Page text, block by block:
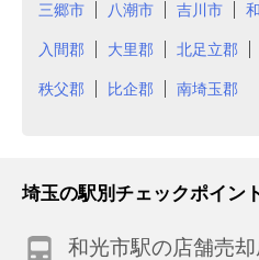
三郷市 八潮市 吉川市
入間郡 大里郡 北足立郡
秩父郡 比企郡 南埼玉郡
埼玉の駅別チェックポイン
和光市駅の店舗売